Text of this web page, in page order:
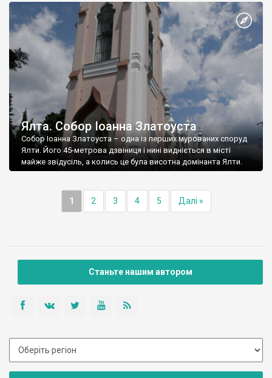
Ялта. Собор Іоанна Златоуста
Собор Іоанна Златоуста – одна із перших мурованих споруд
Ялти. Його 45-метрова дзвіниця і нині видніється в місті
майже звідусіль, а колись це була висотна домінанта Ялти.
1 2 3 4 5 Далі »
Станьте нашим автором